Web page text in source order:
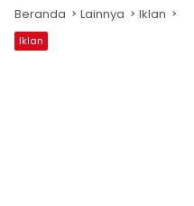
Beranda Lainnya Iklan
Iklan